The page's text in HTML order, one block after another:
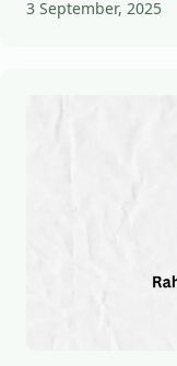
3 September, 2025